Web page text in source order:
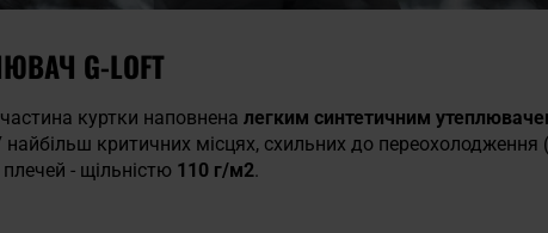
G-LOFT
куртки наповнена легким синтетичним
критичних місцях, схильних до переохолодження
плечей - щільністю 110 г/м2.